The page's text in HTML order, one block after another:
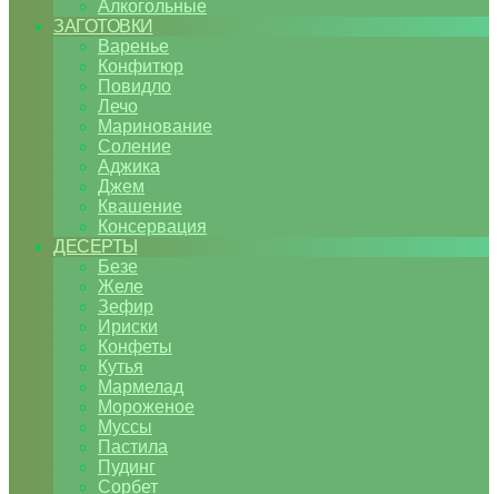
Алкогольные
ЗАГОТОВКИ
Варенье
Конфитюр
Повидло
Лечо
Маринование
Соление
Аджика
Джем
Квашение
Консервация
ДЕСЕРТЫ
Безе
Желе
Зефир
Ириски
Конфеты
Кутья
Мармелад
Мороженое
Муссы
Пастила
Пудинг
Сорбет